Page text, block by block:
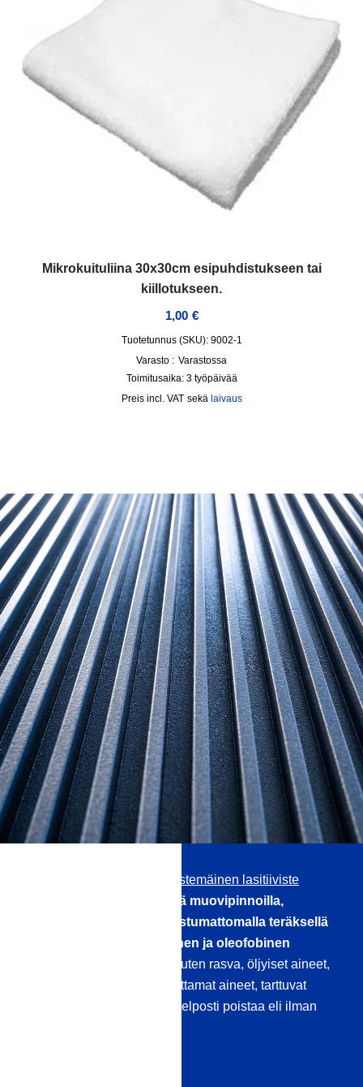
Mikrokuituliina 30x30cm esipuhdistukseen tai
kiillotukseen.
1,00 €
Tuotetunnus (SKU): 9002-1
Varasto : Varastossa
Toimitusaika: 3 työpäivää
incl. VAT sekä laivaus
Ammattimainen nestemäinen lasitiiviste
Sileillä muovipinnoilla,
maalattuilla pinnoilla, ruostumattomalla teräksellä
ja metallilla on hydrofobinen ja oleofobinen
: Likahiukkaset, kuten rasva, öljyiset aineet,
kalkki ja ympäristön saastuttamat aineet, tarttuvat
vähemmän ja ne voidaan helposti poistaa eli ilman